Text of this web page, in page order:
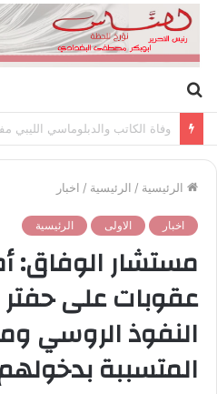
عن
وفاة الكاتب والدبلوماسي الليبي
الرئيسية / الرئيسية / اخبار
اخبار الاولى الرئيسية
مستشار الوفاق:
عقوبات على
النفوذ الروسي
المتسببة بدخولهم